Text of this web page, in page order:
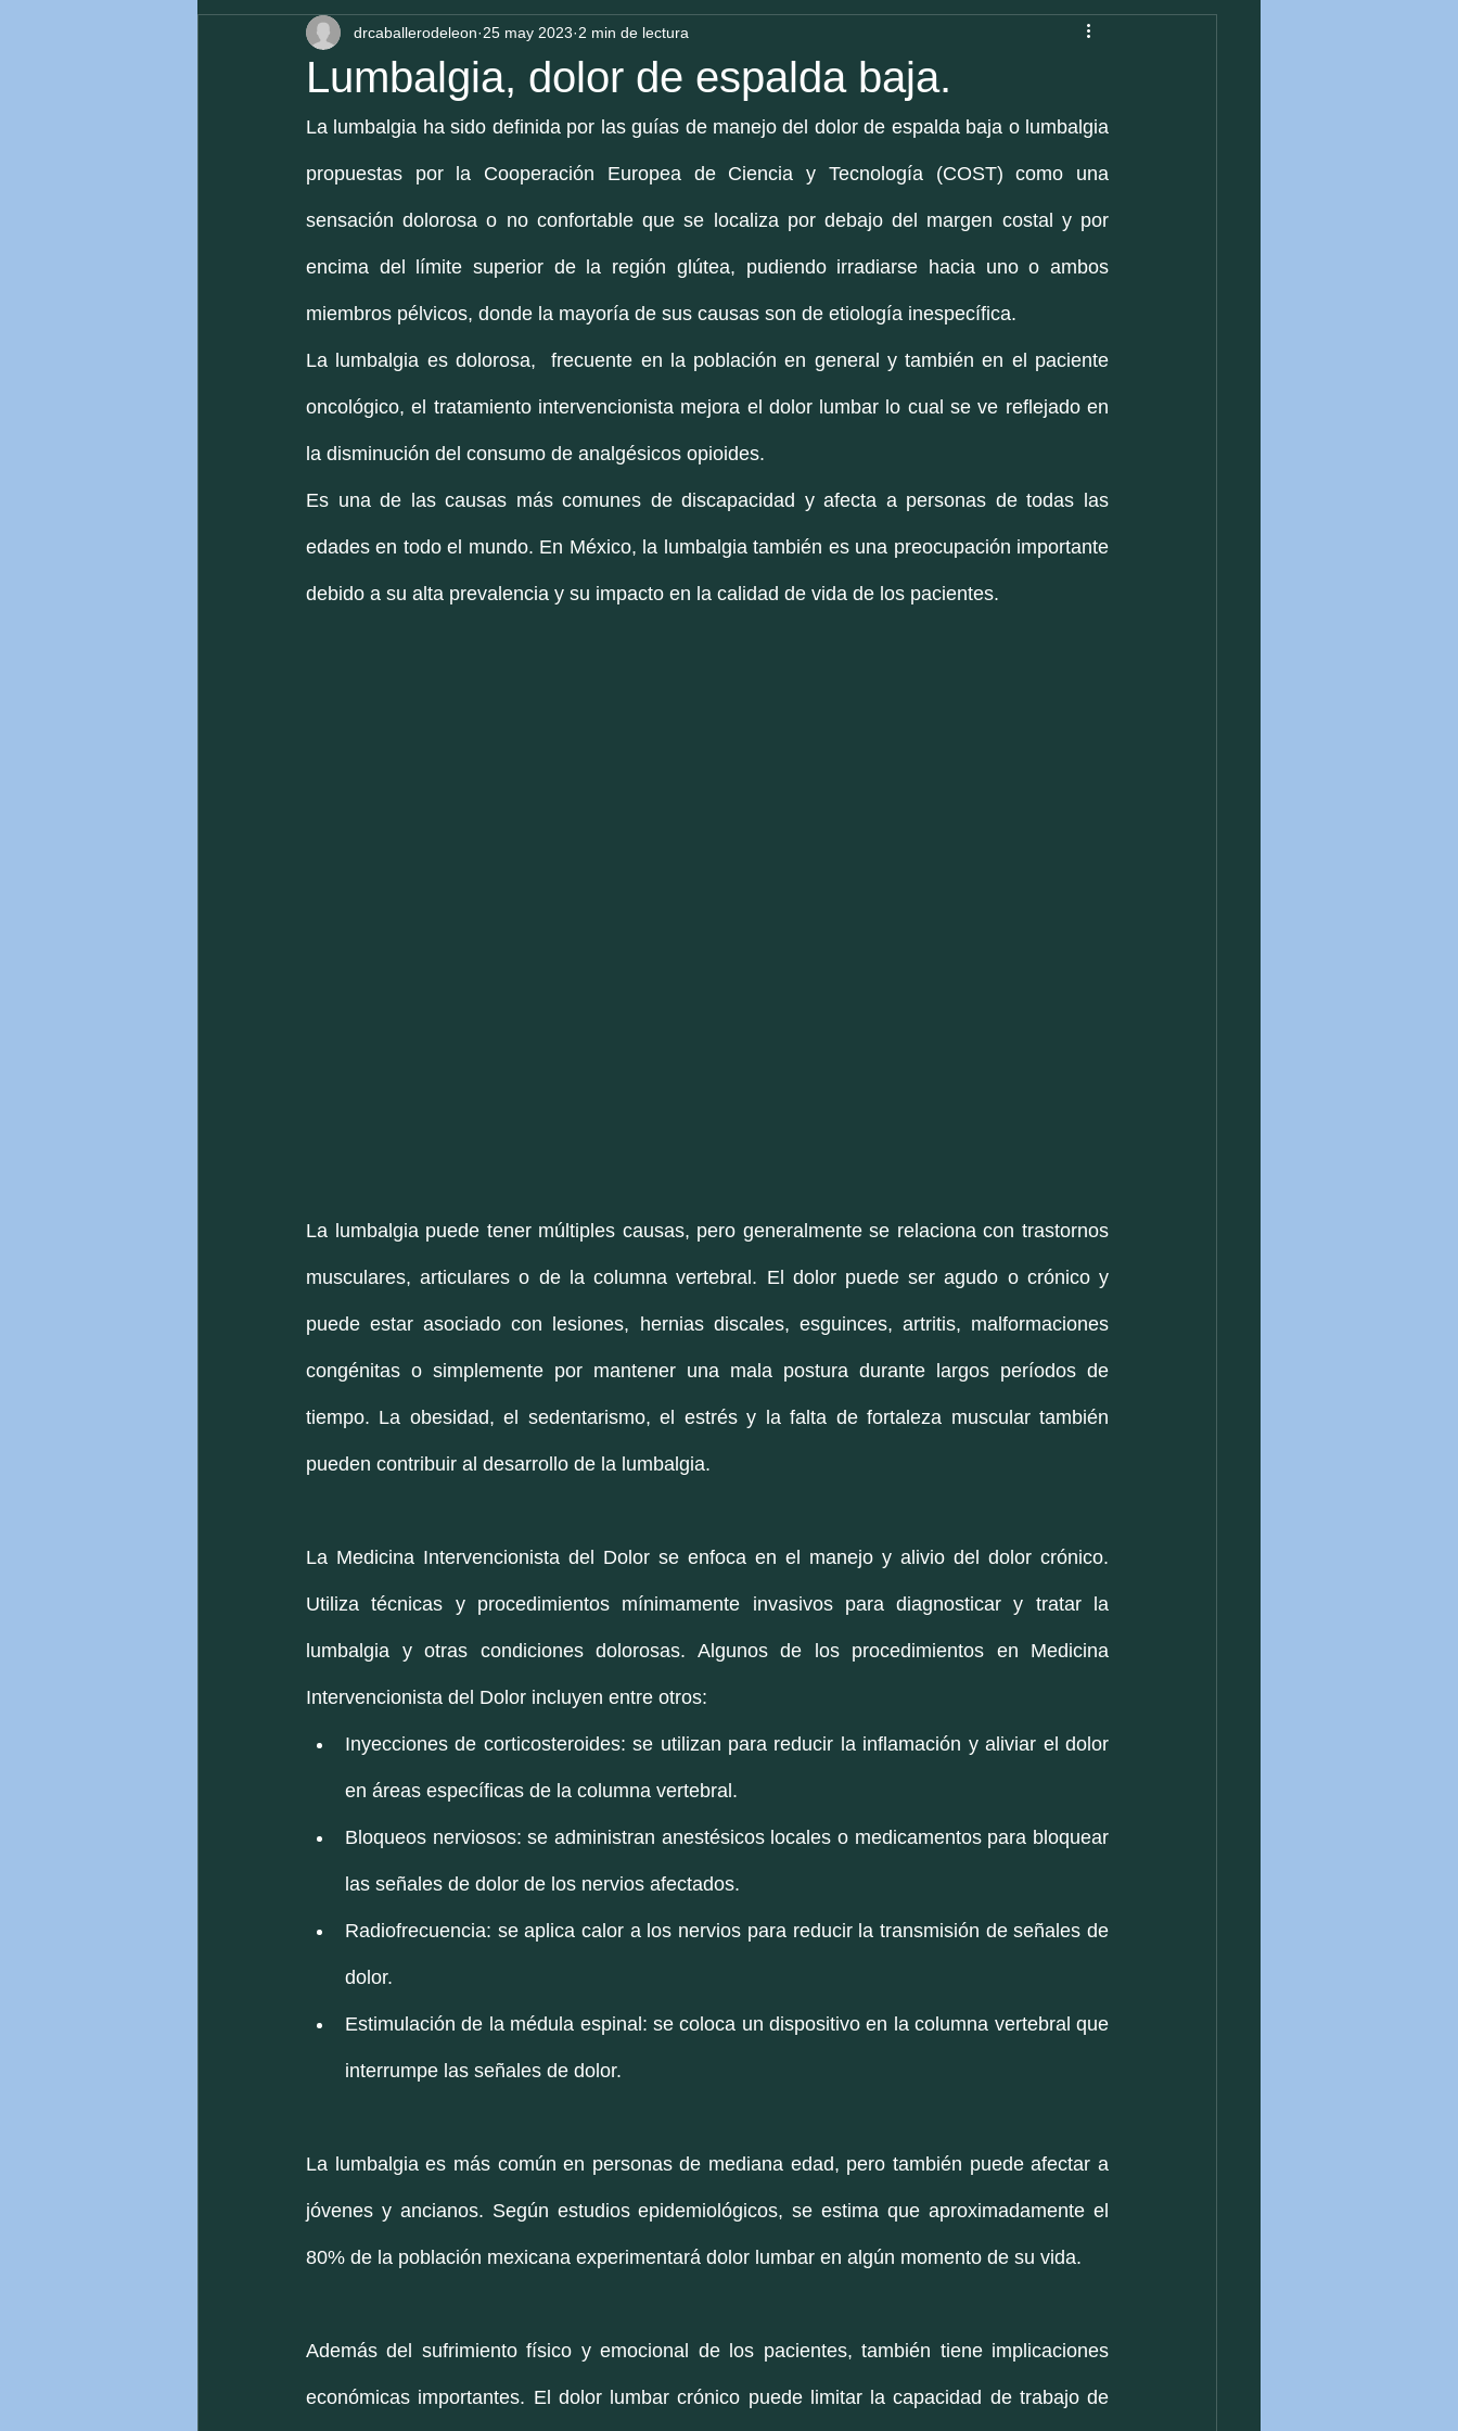
Lumbalgia, dolor de espalda baja.
drcaballerodeleon 25 may 2023 2 min de lectura
La lumbalgia ha sido definida por las guías de manejo del dolor de espalda baja o lumbalgia
propuestas por la Cooperación Europea de Ciencia y Tecnología (COST) como una
sensación dolorosa o no confortable que se localiza por debajo del margen costal y por
encima del límite superior de la región glútea, pudiendo irradiarse hacia uno o ambos
miembros pélvicos, donde la mayoría de sus causas son de etiología inespecífica.
La lumbalgia es dolorosa,  frecuente en la población en general y también en el paciente
oncológico, el tratamiento intervencionista mejora el dolor lumbar lo cual se ve reflejado en
la disminución del consumo de analgésicos opioides.
Es una de las causas más comunes de discapacidad y afecta a personas de todas las
edades en todo el mundo. En México, la lumbalgia también es una preocupación importante
debido a su alta prevalencia y su impacto en la calidad de vida de los pacientes.
La lumbalgia puede tener múltiples causas, pero generalmente se relaciona con trastornos
musculares, articulares o de la columna vertebral. El dolor puede ser agudo o crónico y
puede estar asociado con lesiones, hernias discales, esguinces, artritis, malformaciones
congénitas o simplemente por mantener una mala postura durante largos períodos de
tiempo. La obesidad, el sedentarismo, el estrés y la falta de fortaleza muscular también
pueden contribuir al desarrollo de la lumbalgia.
La Medicina Intervencionista del Dolor se enfoca en el manejo y alivio del dolor crónico.
Utiliza técnicas y procedimientos mínimamente invasivos para diagnosticar y tratar la
lumbalgia y otras condiciones dolorosas. Algunos de los procedimientos en Medicina
Intervencionista del Dolor incluyen entre otros:
Inyecciones de corticosteroides: se utilizan para reducir la inflamación y aliviar el dolor
en áreas específicas de la columna vertebral.
Bloqueos nerviosos: se administran anestésicos locales o medicamentos para bloquear
las señales de dolor de los nervios afectados.
Radiofrecuencia: se aplica calor a los nervios para reducir la transmisión de señales de
dolor.
Estimulación de la médula espinal: se coloca un dispositivo en la columna vertebral que
interrumpe las señales de dolor.
La lumbalgia es más común en personas de mediana edad, pero también puede afectar a
jóvenes y ancianos. Según estudios epidemiológicos, se estima que aproximadamente el
80% de la población mexicana experimentará dolor lumbar en algún momento de su vida.
Además del sufrimiento físico y emocional de los pacientes, también tiene implicaciones
económicas importantes. El dolor lumbar crónico puede limitar la capacidad de trabajo de